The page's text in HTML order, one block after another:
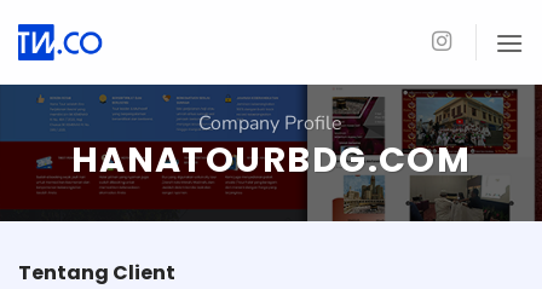
Company Profile
HANATOURBDG.COM
Tentang Client